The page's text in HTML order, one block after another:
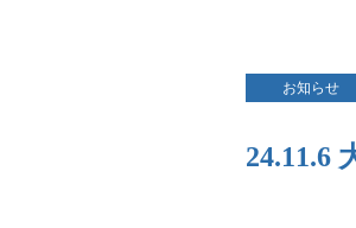
お知らせ
24.11.6